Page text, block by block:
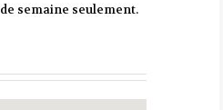
semaine seulement.